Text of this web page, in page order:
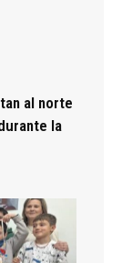
al norte
la